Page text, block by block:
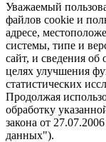
Уважаемый
файлов cookie и
адресе,
системы, типе и
сайт, и сведения об
целях улучшения
статистических
Продолжая
обработку
закона от
данных").